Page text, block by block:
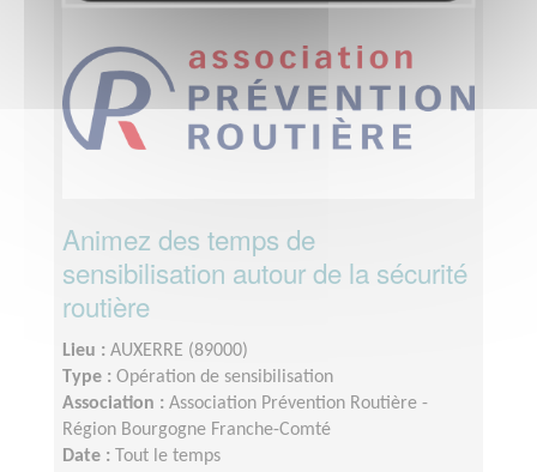
Animez des temps de
sensibilisation autour de la sécurité
routière
Lieu : AUXERRE (89000)
Type : Opération de sensibilisation
Association : Association Prévention Routière -
Région Bourgogne Franche-Comté
Date :
Tout le temps